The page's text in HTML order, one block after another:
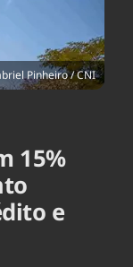
Pinheiro / CNI
15%
e